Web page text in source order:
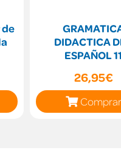
de
DIDACTICA
ESPAÑOL 11
26,95€
Comprar